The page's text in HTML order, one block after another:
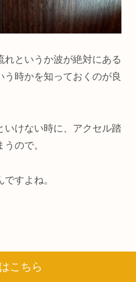
というか波が絶対にある
時かを知っておくのが良
いけない時に、アクセル踏
ので。
すよね。
こちら